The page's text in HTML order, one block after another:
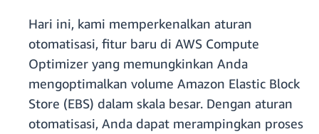
Hari ini, kami memperkenalkan aturan
otomatisasi, fitur baru di AWS Compute
Optimizer yang memungkinkan Anda
mengoptimalkan volume Amazon Elastic Block
Store (EBS) dalam skala besar. Dengan aturan
otomatisasi, Anda dapat merampingkan proses